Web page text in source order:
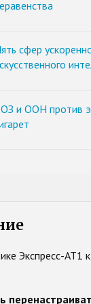
сфер
и ООН против
Экспресс-АТ1